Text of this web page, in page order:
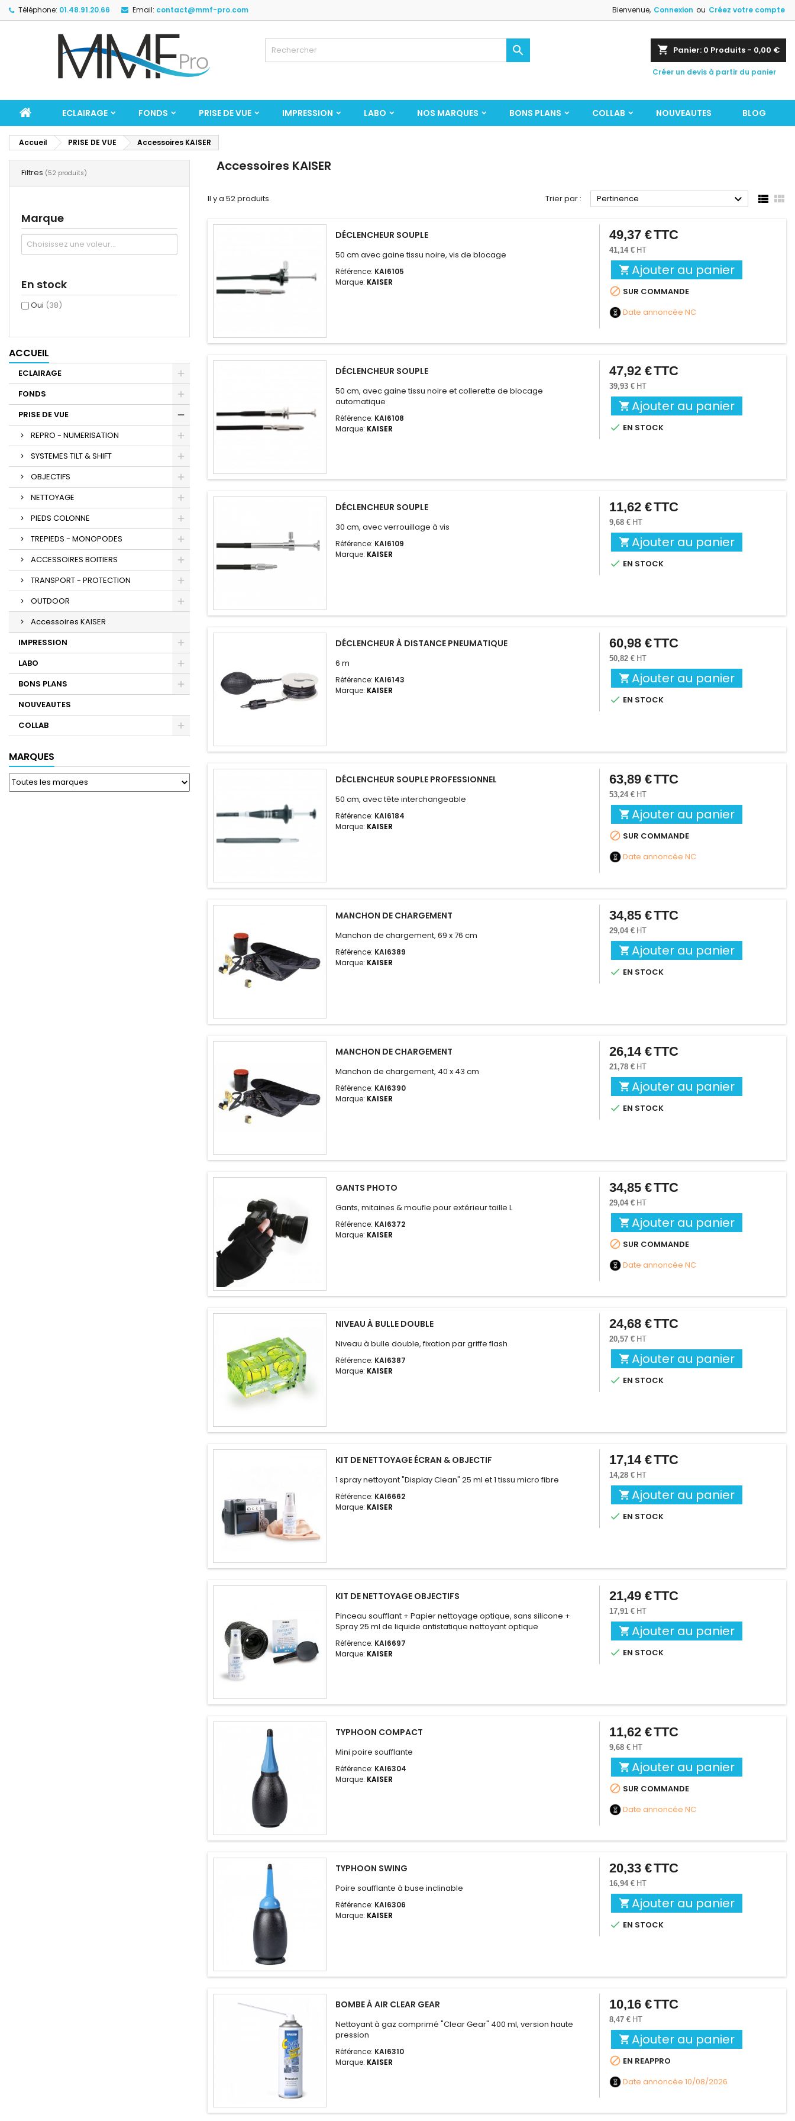
Téléphone: 01.48.91.20.66 Email: contact@mmf-pro.com Bienvenue, Connexion ou Créez votre compte
shopping_cart Panier: 0 Produits - 0,00 €
Créer un devis à partir du panier

ECLAIRAGE FONDS PRISE DE VUE IMPRESSION LABO NOS MARQUES BONS PLANS COLLAB NOUVEAUTES BLOG
Accueil PRISE DE VUE Accessoires KAISER
Filtres (52 produits)
Marque
En stock
Oui (38)
ACCUEIL
ECLAIRAGE
FONDS
PRISE DE VUE
REPRO - NUMERISATION
SYSTEMES TILT & SHIFT
OBJECTIFS
NETTOYAGE
PIEDS COLONNE
TREPIEDS - MONOPODES
ACCESSOIRES BOITIERS
TRANSPORT - PROTECTION
OUTDOOR
Accessoires KAISER
IMPRESSION
LABO
BONS PLANS
NOUVEAUTES
COLLAB
MARQUES
Accessoires KAISER
Il y a 52 produits. Trier par : Pertinence   
DÉCLENCHEUR SOUPLE
50 cm avec gaine tissu noire, vis de blocage
Référence: KAI6105
Marque: KAISER
Prix
49,37 €TTC
41,14 € HT
 Ajouter au panier
 SUR COMMANDE
Date annoncée NC
DÉCLENCHEUR SOUPLE
50 cm, avec gaine tissu noire et collerette de blocage
automatique
Référence: KAI6108
Marque: KAISER
Prix
47,92 €TTC
39,93 € HT
 Ajouter au panier
 EN STOCK
DÉCLENCHEUR SOUPLE
30 cm, avec verrouillage à vis
Référence: KAI6109
Marque: KAISER
Prix
11,62 €TTC
9,68 € HT
 Ajouter au panier
 EN STOCK
DÉCLENCHEUR À DISTANCE PNEUMATIQUE
6 m
Référence: KAI6143
Marque: KAISER
Prix
60,98 €TTC
50,82 € HT
 Ajouter au panier
 EN STOCK
DÉCLENCHEUR SOUPLE PROFESSIONNEL
50 cm, avec tête interchangeable
Référence: KAI6184
Marque: KAISER
Prix
63,89 €TTC
53,24 € HT
 Ajouter au panier
 SUR COMMANDE
Date annoncée NC
MANCHON DE CHARGEMENT
Manchon de chargement, 69 x 76 cm
Référence: KAI6389
Marque: KAISER
Prix
34,85 €TTC
29,04 € HT
 Ajouter au panier
 EN STOCK
MANCHON DE CHARGEMENT
Manchon de chargement, 40 x 43 cm
Référence: KAI6390
Marque: KAISER
Prix
26,14 €TTC
21,78 € HT
 Ajouter au panier
 EN STOCK
GANTS PHOTO
Gants, mitaines & moufle pour extérieur taille L
Référence: KAI6372
Marque: KAISER
Prix
34,85 €TTC
29,04 € HT
 Ajouter au panier
 SUR COMMANDE
Date annoncée NC
NIVEAU À BULLE DOUBLE
Niveau à bulle double, fixation par griffe flash
Référence: KAI6387
Marque: KAISER
Prix
24,68 €TTC
20,57 € HT
 Ajouter au panier
 EN STOCK
KIT DE NETTOYAGE ÉCRAN & OBJECTIF
1 spray nettoyant "Display Clean" 25 ml et 1 tissu micro fibre
Référence: KAI6662
Marque: KAISER
Prix
17,14 €TTC
14,28 € HT
 Ajouter au panier
 EN STOCK
KIT DE NETTOYAGE OBJECTIFS
Pinceau soufflant + Papier nettoyage optique, sans silicone +
Spray 25 ml de liquide antistatique nettoyant optique
Référence: KAI6697
Marque: KAISER
Prix
21,49 €TTC
17,91 € HT
 Ajouter au panier
 EN STOCK
TYPHOON COMPACT
Mini poire soufflante
Référence: KAI6304
Marque: KAISER
Prix
11,62 €TTC
9,68 € HT
 Ajouter au panier
 SUR COMMANDE
Date annoncée NC
TYPHOON SWING
Poire soufflante à buse inclinable
Référence: KAI6306
Marque: KAISER
Prix
20,33 €TTC
16,94 € HT
 Ajouter au panier
 EN STOCK
BOMBE À AIR CLEAR GEAR
Nettoyant à gaz comprimé "Clear Gear" 400 ml, version haute
pression
Référence: KAI6310
Marque: KAISER
Prix
10,16 €TTC
8,47 € HT
 Ajouter au panier
 EN REAPPRO
Date annoncée 10/08/2026